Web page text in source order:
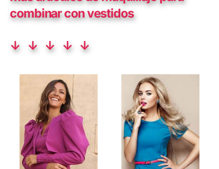
combinar con vestidos
↓ ↓ ↓ ↓ ↓